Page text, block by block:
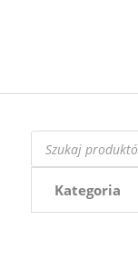
Wyszukiwarka
produktów